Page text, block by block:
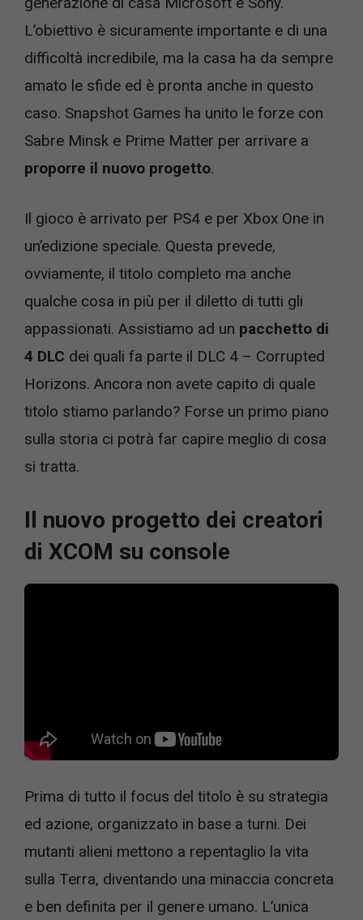
L’obiettivo è sicuramente importante e di una
difficoltà incredibile, ma la casa ha da sempre
amato le sfide ed è pronta anche in questo
caso. Snapshot Games ha unito le forze con
Sabre Minsk e Prime Matter per arrivare a
proporre il nuovo progetto.
Il gioco è arrivato per PS4 e per Xbox One in
un’edizione speciale. Questa prevede,
ovviamente, il titolo completo ma anche
qualche cosa in più per il diletto di tutti gli
appassionati. Assistiamo ad un pacchetto di
4 DLC dei quali fa parte il DLC 4 – Corrupted
Horizons. Ancora non avete capito di quale
titolo stiamo parlando? Forse un primo piano
sulla storia ci potrà far capire meglio di cosa
si tratta.
Il nuovo progetto dei creatori
di XCOM su console
Prima di tutto il focus del titolo è su strategia
ed azione, organizzato in base a turni. Dei
mutanti alieni mettono a repentaglio la vita
sulla Terra, diventando una minaccia concreta
e ben definita per il genere umano. L’unica